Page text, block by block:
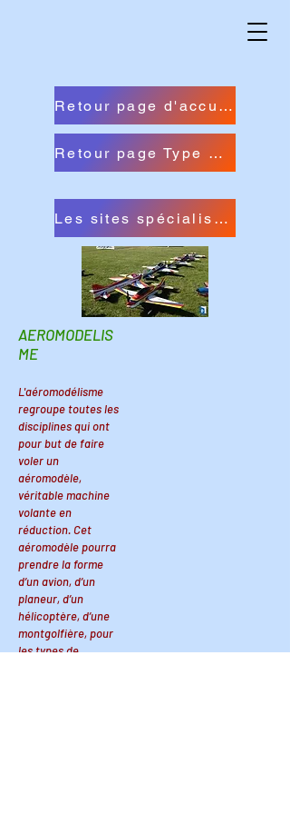
Retour page d'accueil du site
Retour page Type Collections
Les sites spécialisés à découvrir
AEROMODELIS
ME
L'aéromodélisme
regroupe toutes les
disciplines qui ont
pour but de faire
voler un
aéromodèle,
véritable machine
volante en
réduction. Cet
aéromodèle pourra
prendre la forme
d’un avion, d’un
planeur, d’un
hélicoptère, d’une
montgolfière, pour
les types de